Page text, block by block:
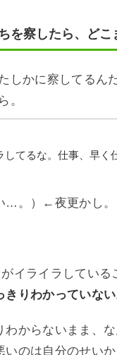
を察したら、どこ
しかに察してるん
。
してるな。仕事、早く
…。）←夜更かし。
イライラしている
きりわかっていない
わからないまま、
いのは自分のせいか